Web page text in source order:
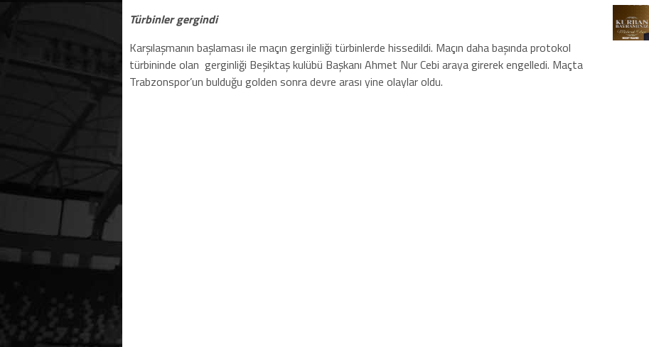
Türbinler gergindi
Karşılaşmanın başlaması ile maçın gerginliği türbinlerde hissedildi. Maçın daha başında protokol
türbininde olan gerginliği Beşiktaş kulübü Başkanı Ahmet Nur Cebi araya girerek engelledi. Maçta
Trabzonspor’un bulduğu golden sonra devre arası yine olaylar oldu.